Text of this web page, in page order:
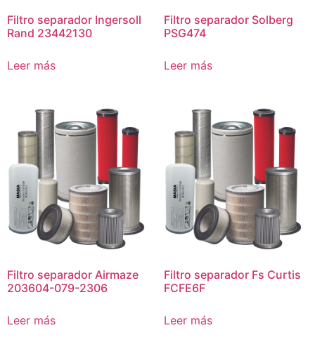
Filtro separador Ingersoll
Rand 23442130
Leer más
Filtro separador Solberg
PSG474
Leer más
Filtro separador Airmaze
203604-079-2306
Leer más
Filtro separador Fs Curtis
FCFE6F
Leer más